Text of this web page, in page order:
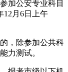
加公安专业科目
12月6日上午
，除参加公共科
力测试。